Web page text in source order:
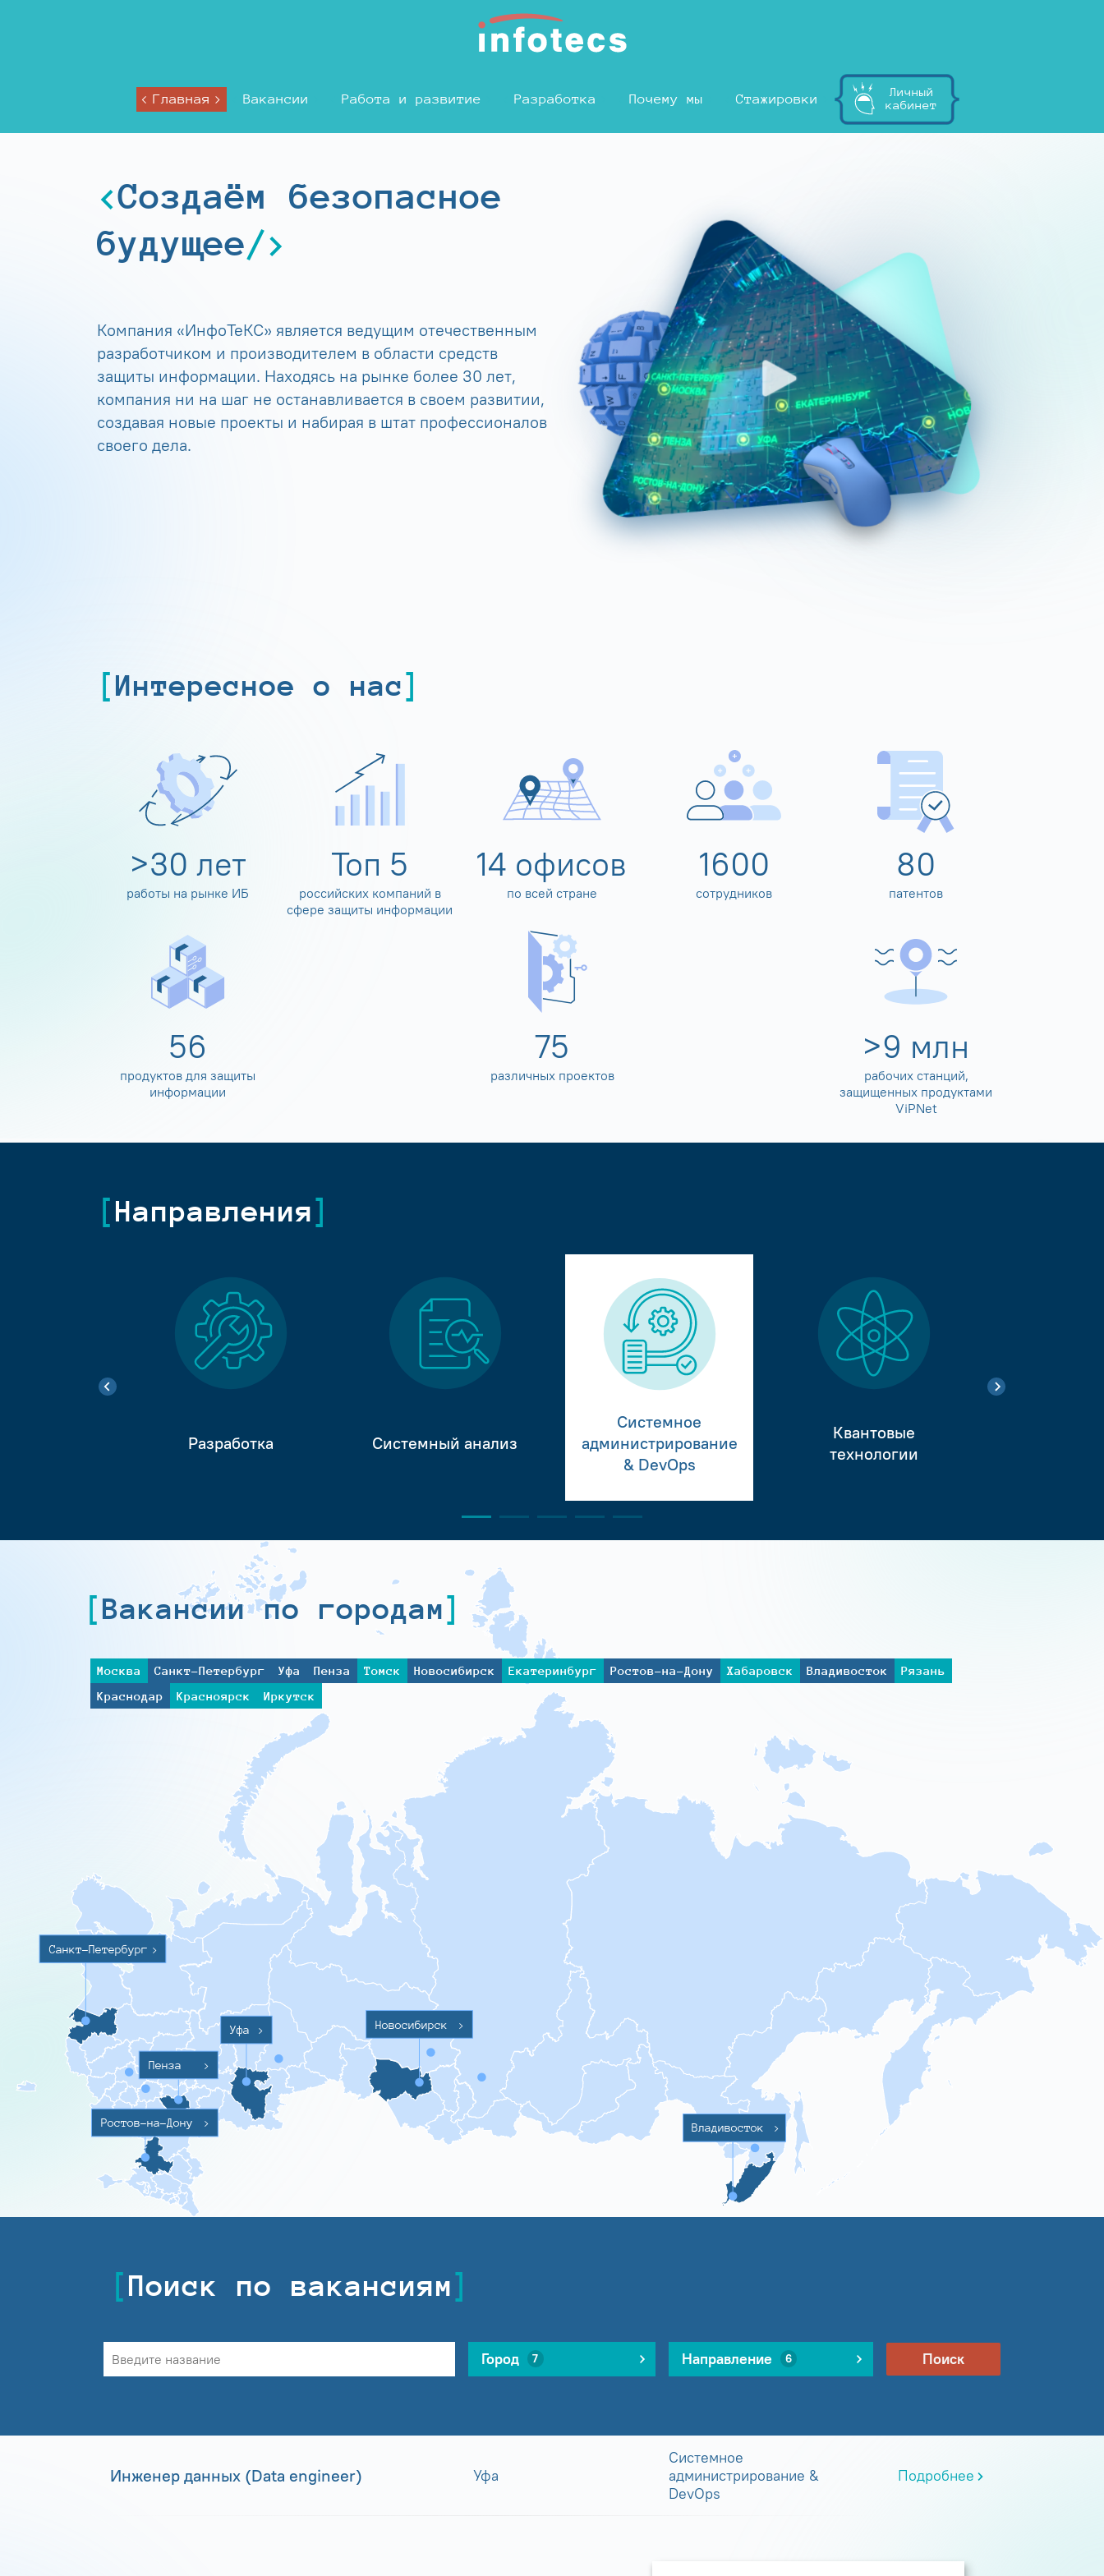
Главная Вакансии Работа и развитие Разработка Почему мы Стажировки
Личный
кабинет
Создаём безопасное
будущее
Компания «ИнфоТеКС» является ведущим отечественным
разработчиком и производителем в области средств
защиты информации. Находясь на рынке более 30 лет,
компания ни на шаг не останавливается в своем развитии,
создавая новые проекты и набирая в штат профессионалов
своего дела.
Интересное о нас
>30 лет
работы на рынке ИБ
Топ 5
российских компаний в
сфере защиты информации
14 офисов
по всей стране
1600
сотрудников
80
патентов
60
продуктов для защиты
информации
80
различных проектов
>10 млн
рабочих станций,
защищенных продуктами
ViPNet
Направления
Разработка Системный анализ
Системное
администрирование
& DevOps
Квантовые
технологии
Вакансии по городам
Москва Санкт-Петербург Уфа Пенза Томск Новосибирск Екатеринбург Ростов-на-Дону Хабаровск Владивосток
Рязань
Краснодар
Красноярск Иркутск
Санкт-Петербург >
Ростов-на-Дону >
Пенза >
Уфа > Новосибирск >
Владивосток >
Поиск по вакансиям
Город 7 Направление 6 Поиск
Инженер данных (Data engineer) Уфа
Системное
администрирование &
DevOps
Подробнее